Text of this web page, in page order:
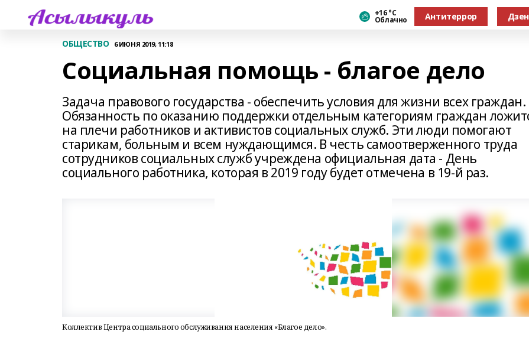
+16 °С
Облачно Антитеррор Дзен
ОБЩЕСТВО 6 ИЮНЯ 2019, 11:18
Социальная помощь - благое дело
Задача правового государства - обеспечить условия для жизни всех граждан.
Обязанность по оказанию поддержки отдельным категориям граждан
на плечи работников и активистов социальных служб. Эти люди помогают
старикам, больным и всем нуждающимся. В честь самоотверженного труда
сотрудников социальных служб учреждена официальная дата - День
социального работника, которая в 2019 году будет отмечена в 19-й раз.
Коллектив Центра социального обслуживания населения «Благое дело».